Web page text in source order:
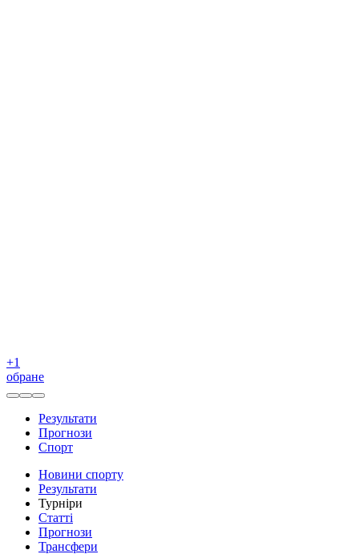
+1
обране
Результати
Прогнози
Спорт
Новини спорту
Результати
Турніри
Статті
Прогнози
Трансфери